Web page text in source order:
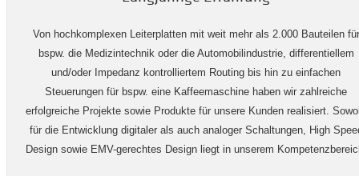
Von hochkomplexen Leiterplatten mit weit mehr als 2.000 Bauteilen für
bspw. die Medizintechnik oder die Automobilindustrie, differentiellem
und/oder Impedanz kontrolliertem Routing bis hin zu einfachen
Steuerungen für bspw. eine Kaffeemaschine haben wir zahlreiche
erfolgreiche Projekte sowie Produkte für unsere Kunden realisiert.
für die Entwicklung digitaler als auch analoger Schaltungen, High
Design sowie EMV-gerechtes Design liegt in unserem